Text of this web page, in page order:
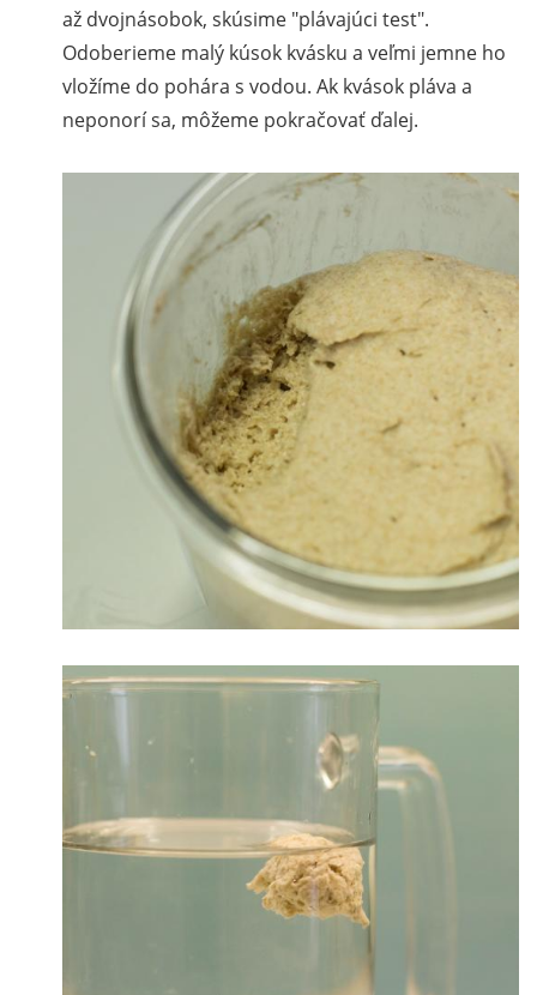
až dvojnásobok, skúsime "plávajúci test".
Odoberieme malý kúsok kvásku a veľmi jemne ho
vložíme do pohára s vodou. Ak kvások pláva a
neponorí sa, môžeme pokračovať ďalej.